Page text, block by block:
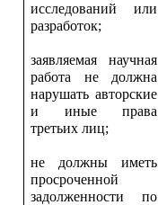
исследований или
разработок;
заявляемая научная
работа не должна
нарушать авторские
и иные права
третьих лиц;
не должны иметь
просроченной
задолженности по